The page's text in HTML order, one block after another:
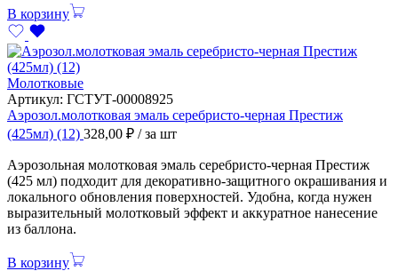
В корзину
Молотковые
Артикул: ГСТУТ-00008925
Аэрозол.молотковая эмаль серебристо-черная Престиж
(425мл) (12) 328,00 ₽ / за шт
Аэрозольная молотковая эмаль серебристо-черная Престиж
(425 мл) подходит для декоративно-защитного окрашивания и
локального обновления поверхностей. Удобна, когда нужен
выразительный молотковый эффект и аккуратное нанесение
из баллона.
В корзину